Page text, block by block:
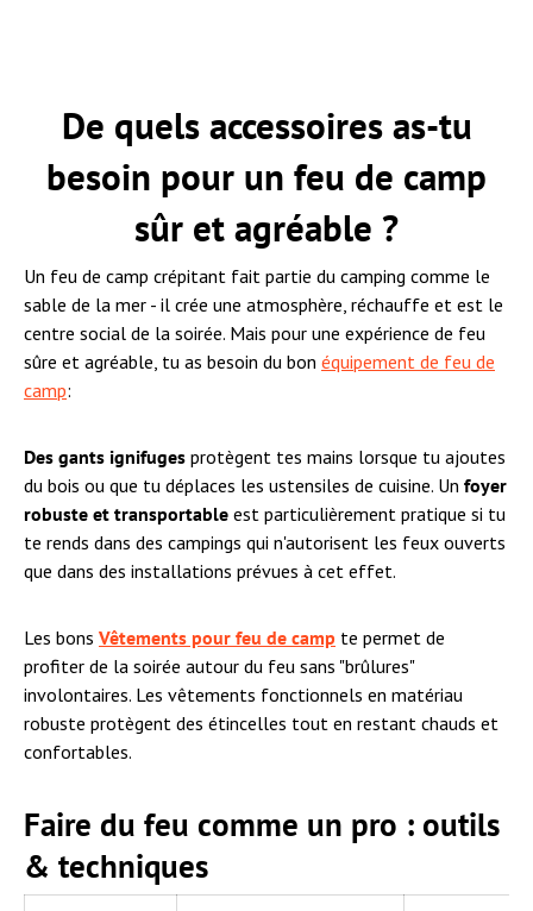
De quels accessoires as-tu
besoin pour un feu de camp
sûr et agréable ?
Un feu de camp crépitant fait partie du camping comme le
sable de la mer - il crée une atmosphère, réchauffe et est le
centre social de la soirée. Mais pour une expérience de feu
sûre et agréable, tu as besoin du bon équipement de feu de
camp:
Des gants ignifuges protègent tes mains lorsque tu ajoutes
du bois ou que tu déplaces les ustensiles de cuisine. Un foyer
robuste et transportable est particulièrement pratique si tu
te rends dans des campings qui n'autorisent les feux ouverts
que dans des installations prévues à cet effet.
Les bons Vêtements pour feu de camp te permet de
profiter de la soirée autour du feu sans "brûlures"
involontaires. Les vêtements fonctionnels en matériau
robuste protègent des étincelles tout en restant chauds et
confortables.
Faire du feu comme un pro : outils
& techniques